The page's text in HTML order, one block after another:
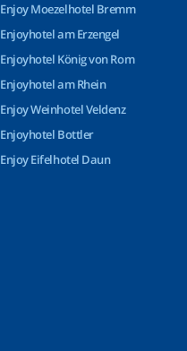
Enjoy Moezelhotel Bremm
Enjoyhotel am Erzengel
Enjoyhotel König von Rom
Enjoyhotel am Rhein
Enjoy Weinhotel Veldenz
Enjoyhotel Bottler
Enjoy Eifelhotel Daun